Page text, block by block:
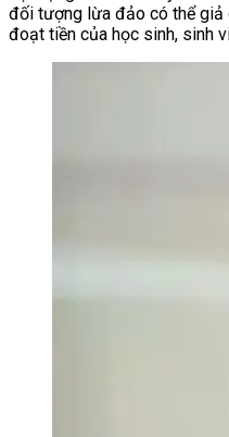
đối tượng lừa đảo có thể giả
đoạt tiền của học sinh, sinh